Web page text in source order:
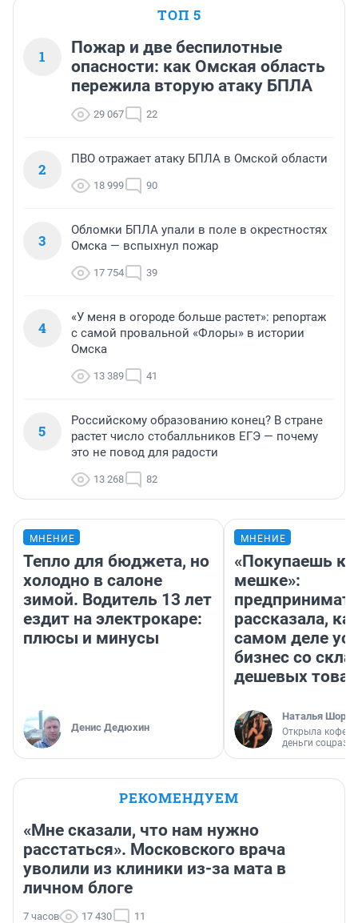
ТОП 5
1
Пожар и две беспилотные
опасности: как Омская область
пережила вторую атаку БПЛА
29 067 22
2
ПВО отражает атаку БПЛА в Омской области
18 999 90
3
Обломки БПЛА упали в поле в окрестностях
Омска — вспыхнул пожар
17 754 39
4
«У меня в огороде больше растет»: репортаж
с самой провальной «Флоры» в истории
Омска
13 389 41
5
Российскому образованию конец? В стране
растет число стобалльников ЕГЭ — почему
это не повод для радости
13 268 82
МНЕНИЕ
Тепло для бюджета, но
холодно в салоне
зимой. Водитель 13 лет
ездит на электрокаре:
плюсы и минусы
Денис Дедюхин
МНЕНИЕ
«Покупаешь
мешке»:
рассказала,
самом деле
бизнес со
дешевых
Наталья
Открыла
деньги
РЕКОМЕНДУЕМ
«Мне сказали, что нам нужно
расстаться». Московского врача
уволили из клиники из-за мата в
личном блоге
7 часов 17 430 11